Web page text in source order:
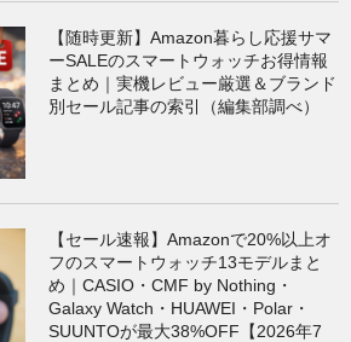
【随時更新】Amazon暮らし応援サマ
ーSALEのスマートウォッチお得情報
まとめ｜実機レビュー厳選＆ブランド
別セール記事の索引（編集部調べ）
【セール速報】Amazonで20%以上オ
フのスマートウォッチ13モデルまと
め｜CASIO・CMF by Nothing・
Galaxy Watch・HUAWEI・Polar・
SUUNTOが最大38%OFF【2026年7